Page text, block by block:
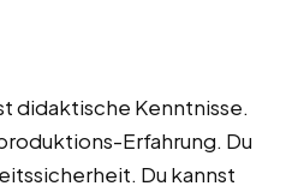
didaktische Kenntnisse.
Erfahrung. Du
Du kannst